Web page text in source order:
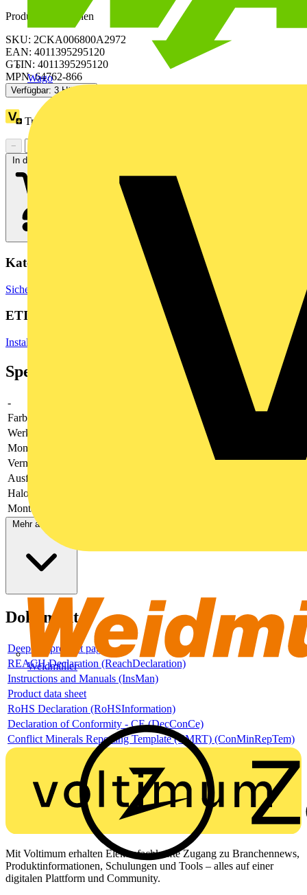
Wago
Weidmüller
Produktkennzeichen
SKU: 2CKA006800A2972
EAN: 4011395295120
GTIN: 4011395295120
MPN: 64762-866
Verfügbar: 3 Händler
Treuepunkte:
−
In den Warenkorb
Kategorien
Sicherheit & Zutrittskontrolle Sicherheitszubehör
ETIM Group
Installationsschalterprogramme/Steckvorrichtungen
Spezifikationen
-
Farbe
Werkstoff
Montageart
Vernetzbar
Ausführung
Halogenfrei
Montagehöhe
Mehr anzeigen
Dokumente
Deeplink product page
REACH Declaration (ReachDeclaration)
Instructions and Manuals (InsMan)
Product data sheet
RoHS Declaration (RoHSInformation)
Declaration of Conformity - CE (DecConCe)
Conflict Minerals Reporting Template (CMRT) (ConMinRepTem)
Mit Voltimum erhalten Elektrofachkräfte Zugang zu Branchennews,
Produktinformationen, Schulungen und Tools – alles auf einer
digitalen Plattform und Community.